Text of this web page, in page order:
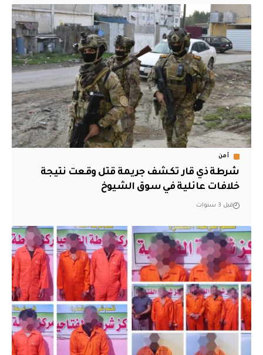
أمن
شرطة ذي قار تكشف جريمة قتل وقعت نتيجة
خلافات عائلية في سوق الشيوخ
قبل 3 سنوات